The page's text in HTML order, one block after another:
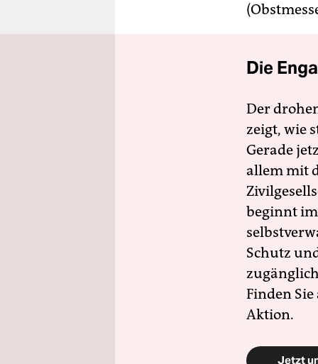
Die
Der
zeigt, wie
Gerade
allem mit
beginnt
Schutz
Finden
Aktion.
Jetzt